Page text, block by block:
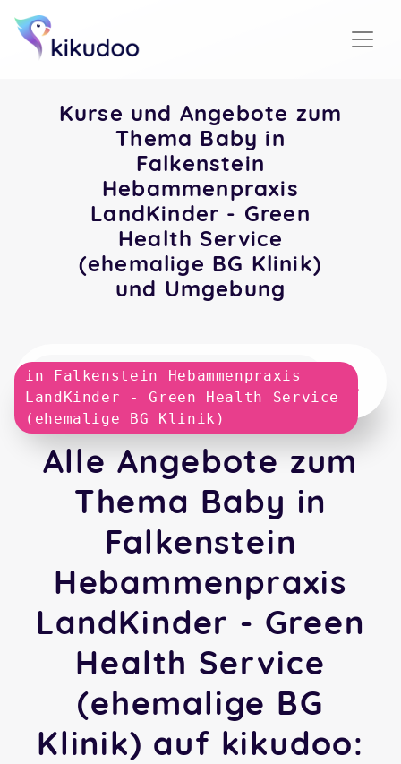
Kurse und Angebote zum
Thema Baby in
Falkenstein
Hebammenpraxis
LandKinder - Green
Health Service
(ehemalige BG Klinik)
und Umgebung
in Falkenstein Hebammenpraxis
LandKinder - Green Health Service
(ehemalige BG Klinik)
Alle Angebote zum
Thema Baby in
Falkenstein
Hebammenpraxis
LandKinder - Green
Health Service
(ehemalige BG
Klinik) auf kikudoo: